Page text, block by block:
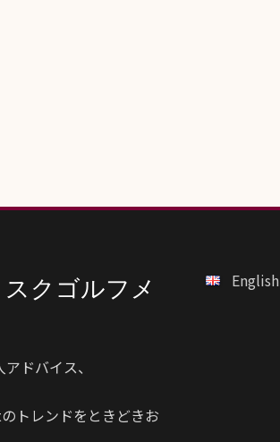
クゴルフメ
ドバイス、
トレンドをときどきお
English